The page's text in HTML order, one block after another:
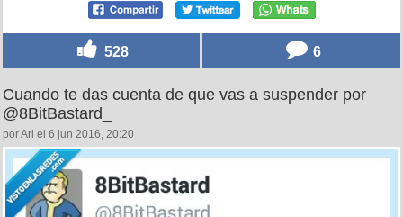
528 6
Cuando te das cuenta de que vas a suspender por
@8BitBastard_
por Ari el 6 jun 2016, 20:20